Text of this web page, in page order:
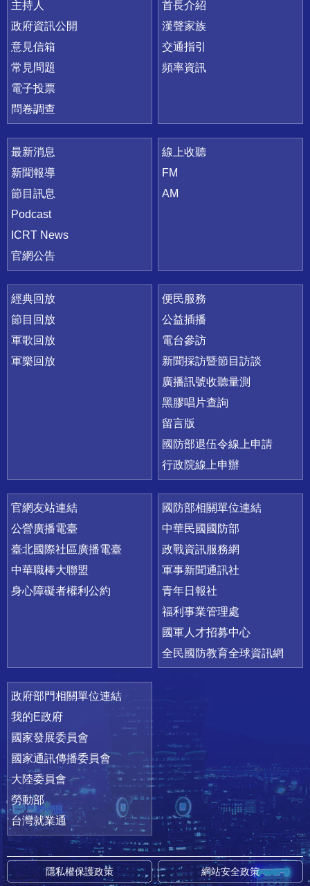
主持人
政府資訊公開
意見信箱
常見問題
電子投票
問卷調查
首長介紹
漢聲家族
交通指引
頻率資訊
最新消息
新聞報導
節目訊息
Podcast
ICRT News
官網公告
線上收聽
FM
AM
經典回放
節目回放
軍歌回放
軍樂回放
便民服務
公益插播
電台參訪
新聞採訪暨節目訪談
廣播訊號收聽量測
黑膠唱片查詢
留言版
國防部退伍令線上申請
行政院線上申辦
官網友站連結
公營廣播電臺
臺北國際社區廣播電臺
中華職棒大聯盟
身心障礙者權利公約
國防部相關單位連結
中華民國國防部
政戰資訊服務網
軍事新聞通訊社
青年日報社
福利事業管理處
國軍人才招募中心
全民國防教育全球資訊網
政府部門相關單位連結
我的E政府
國家發展委員會
國家通訊傳播委員會
大陸委員會
勞動部
台灣就業通
隱私權保護政策 網站安全政策